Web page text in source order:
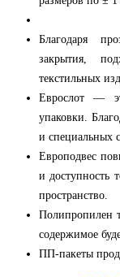
Благодаря
закрытия,
текстильных
Еврослот —
упаковки.
и специальных
Европодвес
и доступность
пространство.
Полипропилен
содержимое
ПП-пакеты